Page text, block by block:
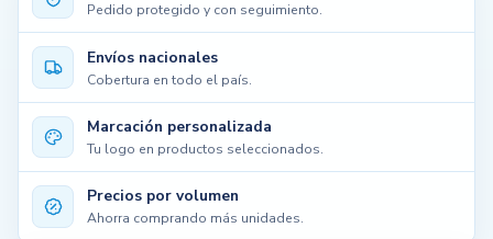
Pedido protegido y con seguimiento.
Envíos nacionales
Cobertura en todo el país.
Marcación personalizada
Tu logo en productos seleccionados.
Precios por volumen
Ahorra comprando más unidades.